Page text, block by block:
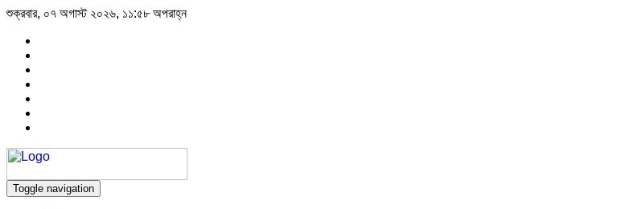
শুক্রবার, ০৭ অগাস্ট ২০২৬, ১১:৫৮ অপরাহ্ন
Toggle navigation